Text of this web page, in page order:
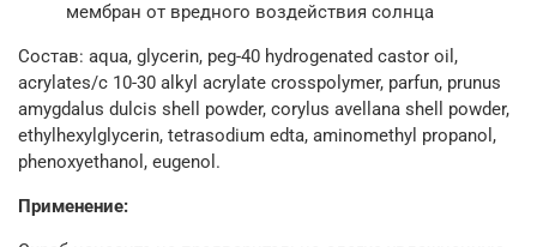
мембран от вредного воздействия солнца
Состав: aqua, glycerin, peg-40 hydrogenated castor oil,
acrylates/c 10-30 alkyl acrylate crosspolymer, parfun, prunus
amygdalus dulcis shell powder, corylus avellana shell powder,
ethylhexylglycerin, tetrasodium edta, aminomethyl propanol,
phenoxyethanol, eugenol.
Применение: